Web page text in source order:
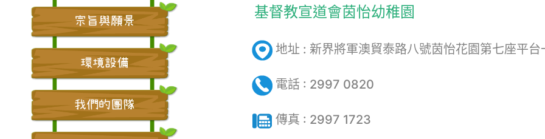
宗旨與願景
環境設備
我們的團隊
基督教宣道會茵怡幼稚園
地址 : 新界將軍澳貿泰路八號茵怡花園第七座平台
電話 : 2997 0820
傳真 : 2997 1723